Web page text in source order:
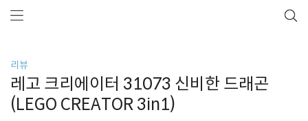
리뷰
레고 크리에이터 31073 신비한 드래곤
(LEGO CREATOR 3in1)